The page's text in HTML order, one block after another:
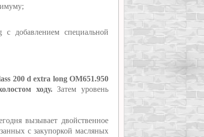
добавлением специальной
200 d extra long OM651.950
ходу.Затем уровень
вызывает двойственное
с закупоркой масляных